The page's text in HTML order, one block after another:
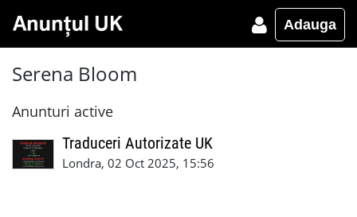
Adauga
Serena Bloom
Anunturi active
Traduceri Autorizate UK
Londra, 02 Oct 2025, 15:56